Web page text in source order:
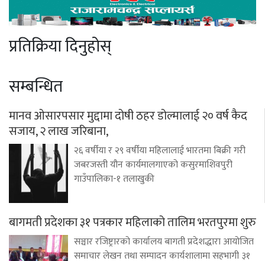
प्रतिक्रिया दिनुहोस्
सम्बन्धित
मानव ओसारपसार मुद्दामा दोषी ठहर डोल्मालाई २० वर्ष कैद
सजाय, २ लाख जरिबाना,
२६ वर्षीया र २९ वर्षीया महिलालाई भारतमा बिक्री गरी
जबरजस्ती यौन कार्यमालगाएको कसुरमाशिवपुरी
गाउँपालिका-१ तलाखुकी
बागमती प्रदेशका ३१ पत्रकार महिलाको तालिम भरतपुरमा शुरु
सञ्चार रजिष्ट्रारको कार्यालय बागती प्रदेशद्धारा आयोजित
समाचार लेखन तथा सम्पादन कार्यशालामा सहभागी ३१